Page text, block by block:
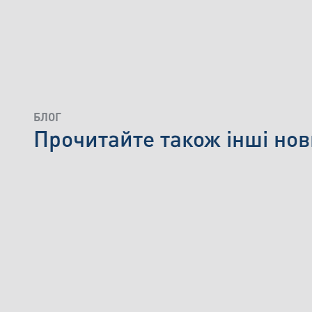
БЛОГ
Прочитайте також інші